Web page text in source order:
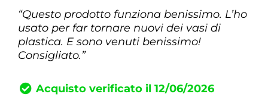
“Questo prodotto funziona benissimo. L’ho
usato per far tornare nuovi dei vasi di
plastica. E sono venuti benissimo!
Consigliato.”
Acquisto verificato il 12/06/2026